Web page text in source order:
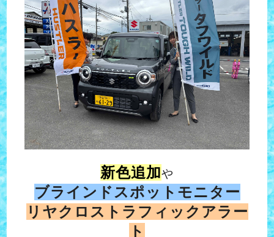
新色追加や
ブラインドスポットモニター
リヤクロストラフィックアラー
ト